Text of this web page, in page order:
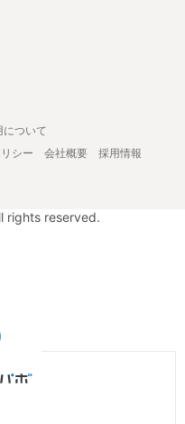
ついて
シー 会社概要
採用情報
rights reserved.